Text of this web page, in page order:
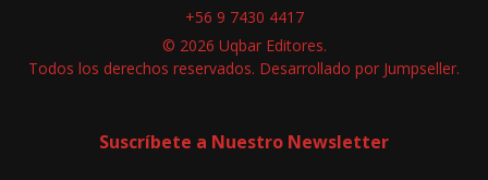
+56 9 7430 4417
© 2026 Uqbar Editores.
Todos los derechos reservados. Desarrollado por Jumpseller.
Suscríbete a Nuestro Newsletter